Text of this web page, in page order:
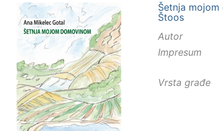
Šetnja
Štoos
Autor
Impresum
Vrsta građe